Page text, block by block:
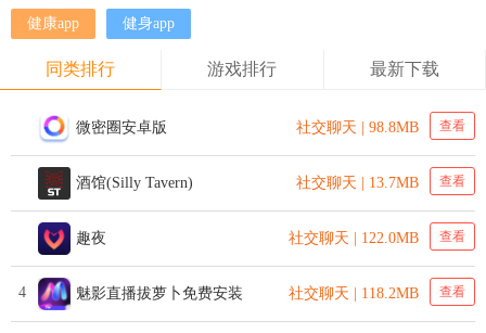
健康app 健身app
同类排行 游戏排行 最新下载
微密圈安卓版 社交聊天 | 98.8MB 查看
酒馆(Silly Tavern) 社交聊天 | 13.7MB 查看
趣夜 社交聊天 | 122.0MB 查看
4 魅影直播拔萝卜免费安装 社交聊天 | 118.2MB 查看